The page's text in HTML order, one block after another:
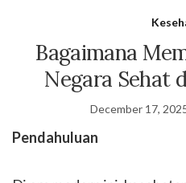
Bagaimana
Negara Sehat
December 17,
Pendahuluan